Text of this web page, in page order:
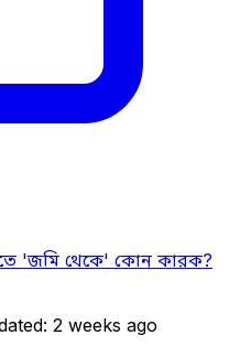
'জমি থেকে' কোন কারক?
2 weeks ago